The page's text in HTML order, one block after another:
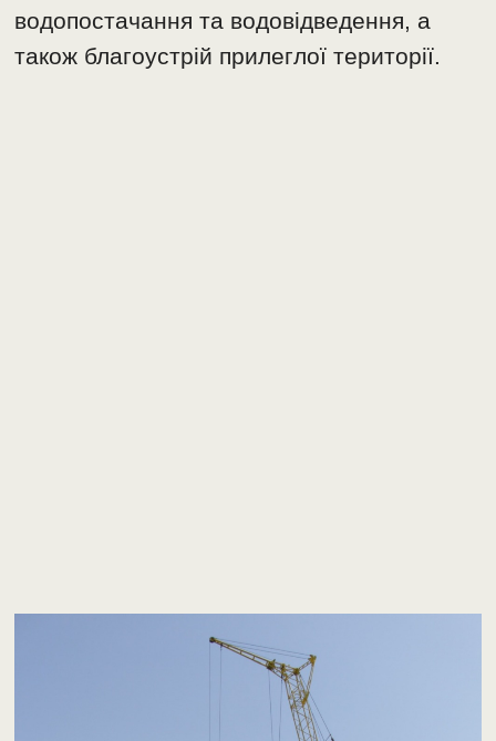
водопостачання та водовідведення, а
також благоустрій прилеглої території.